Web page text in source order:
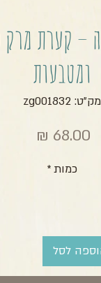
– קערת מרק
ומטבעות
מק"ט: zg001832
כמות *
לסל